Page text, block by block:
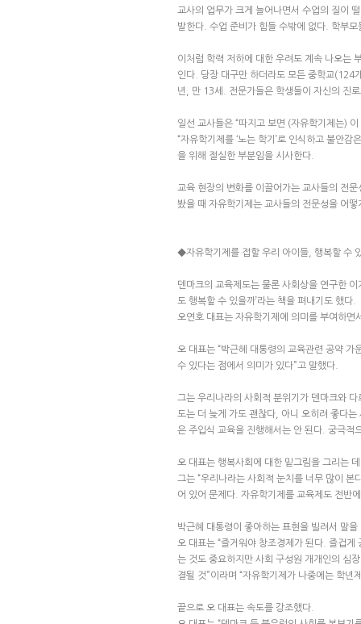
교사의 업무가 크게 늘어나면서 수업의 질이
발한다. 수업 준비가 힘들 수밖에 없다. 학부
이처럼 학력 저하에 대한 우려도 계속 나오는
인다. 당장 대구만 하더라도 모든 중학교(124
년, 만 13세. 전문가들은 학생들이 자신의 진
일선 교사들은 “따지고 보면 (자유학기제는)
“자유학기제를 ‘노는 학기’로 인식하고 불안
을 위해 절실한 부분임을 시사한다.
교육 현장의 변화를 이끌어가는 교사들의 전
봤을 때 자유학기제는 교사들의 전문성을 어
◆자유학기제를 접할 우리 아이들, 행복할 수
덴마크의 교육제도는 물론 사회상을 연구한
도 행복할 수 있을까’라는 책을 펴내기도 했다.
오연호 대표는 자유학기제에 의미를 부여하면
오 대표는 “박근혜 대통령의 교육관련 공약
수 있다는 점에서 의미가 있다”고 말했다.
그는 우리나라의 사회적 분위기가 덴마크와
도는 더 늦게 가도 괜찮다, 아니 오히려 좋다는
은 주입식 교육을 진행해서는 안 된다. 궁극적
오 대표는 행복사회에 대한 밑그림을 그리는
그는 “우리나라는 사회적 눈치를 너무 많이 본
어 있어 문제다. 자유학기제를 교육제도 전반
박근혜 대통령이 좋아하는 표현을 빌려서 말
오 대표는 “즐거워야 창조경제가 된다. 즐겁게
는 것도 중요하지만 사회 구성원 개개인의 심
결될 것”이라며 “자유학기제가 나중에는 학년
끝으로 오 대표는 속도를 강조했다.